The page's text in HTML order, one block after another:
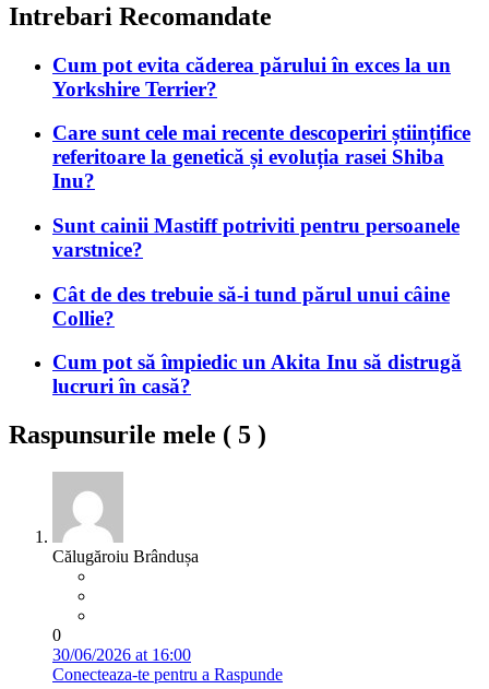
Intrebari Recomandate
Cum pot evita căderea părului în exces la un
Yorkshire Terrier?
Care sunt cele mai recente descoperiri științifice
referitoare la genetică și evoluția rasei Shiba
Inu?
Sunt cainii Mastiff potriviti pentru persoanele
varstnice?
Cât de des trebuie să-i tund părul unui câine
Collie?
Cum pot să împiedic un Akita Inu să distrugă
lucruri în casă?
Raspunsurile mele ( 5 )
Călugăroiu Brândușa
0
30/06/2026 at 16:00
Conecteaza-te pentru a Raspunde